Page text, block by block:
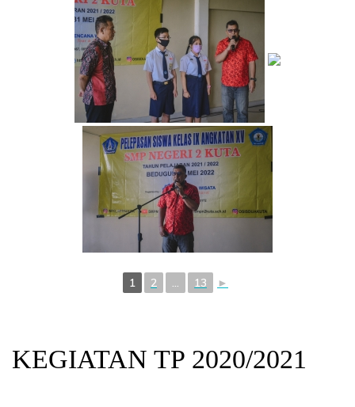
1 2 ... 13 ►
KEGIATAN TP 2020/2021